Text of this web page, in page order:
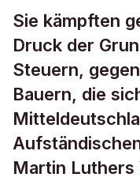
Aufbegehren
Sie kämpften
Druck der
Steuern,
Bauern, die
Martin Luthers